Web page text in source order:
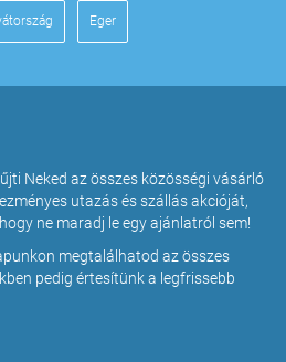
Eger
Neked az összes közösségi vásárló
utazás és szállás akcióját,
ne maradj le egy ajánlatról sem!
megtalálhatod az összes
pedig értesítünk a legfrissebb